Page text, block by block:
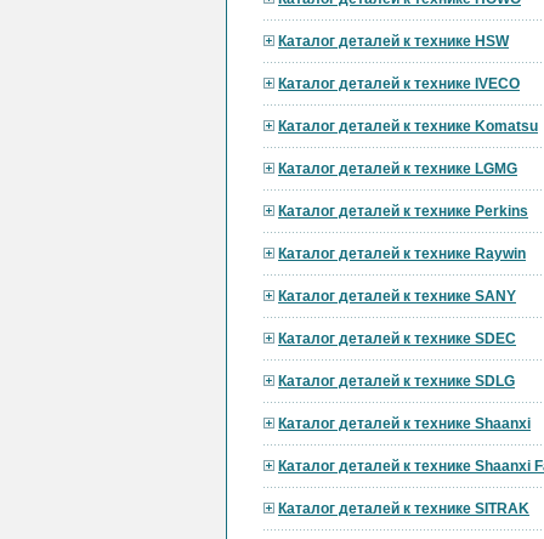
Каталог деталей к технике HSW
Каталог деталей к технике IVECO
Каталог деталей к технике Komatsu
Каталог деталей к технике LGMG
Каталог деталей к технике Perkins
Каталог деталей к технике Raywin
Каталог деталей к технике SANY
Каталог деталей к технике SDEC
Каталог деталей к технике SDLG
Каталог деталей к технике Shaanxi
Каталог деталей к технике Shaanxi
Каталог деталей к технике SITRAK